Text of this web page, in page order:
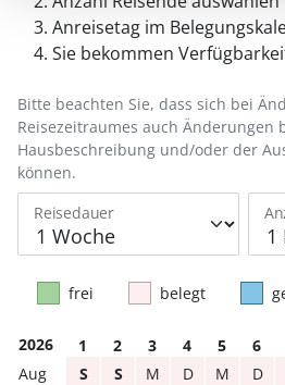
Anreisetag im
Sie bekommen
Reisedauer
Bitte beachten Sie, dass sich bei
Reisezeitraumes auch Änderungen
Hausbeschreibung und/oder der
können.
frei belegt
2026 1 2 3 4 5 6
S
S M D M D